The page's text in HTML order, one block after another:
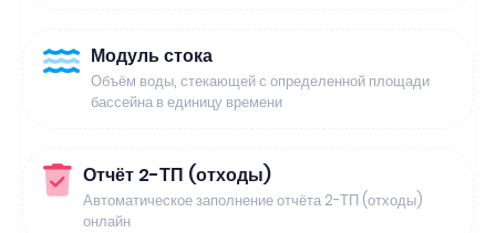
Модуль стока
Объём воды, стекающей с определенной площади
бассейна в единицу времени
Отчёт 2-ТП (отходы)
Автоматическое заполнение отчёта 2-ТП (отходы)
онлайн